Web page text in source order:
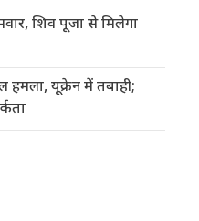
शिव पूजा से मिलेगा
हमला, यूक्रेन में तबाही;